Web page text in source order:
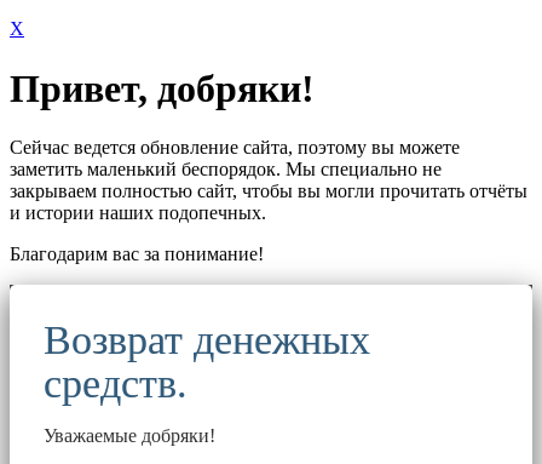
X
Привет, добряки!
Сейчас ведется обновление сайта, поэтому вы можете
заметить маленький беспорядок. Мы специально не
закрываем полностью сайт, чтобы вы могли прочитать отчёты
и истории наших подопечных.
Благодарим вас за понимание!
Возврат денежных
средств.
Уважаемые добряки!